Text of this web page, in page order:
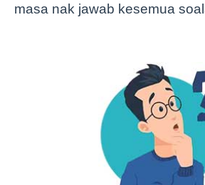
masa nak jawab kesemua